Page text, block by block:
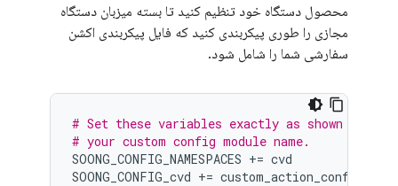
محصول دستگاه خود تنظیم کنید تا بسته میزبان دستگاه
مجازی را طوری پیکربندی کنید که فایل پیکربندی اکشن
سفارشی شما را شامل شود.
# Set these variables exactly as shown here
# your custom config module name.
SOONG_CONFIG_NAMESPACES += cvd
SOONG_CONFIG_cvd += custom_action_config